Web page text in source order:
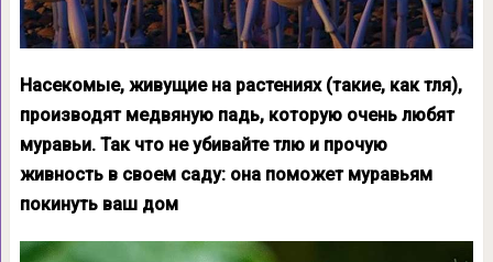
Насекомые, живущие на растениях (такие, как тля),
производят медвяную падь, которую очень любят
муравьи. Так что не убивайте тлю и прочую
живность в своем саду: она поможет муравьям
покинуть ваш дом